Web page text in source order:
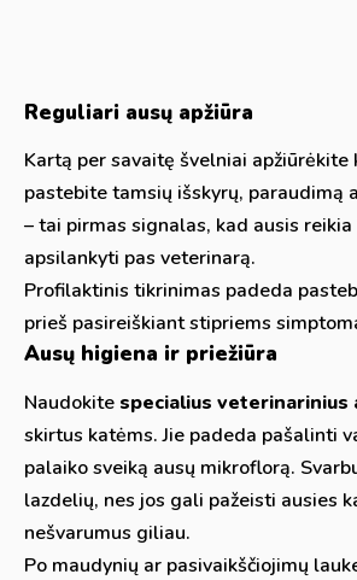
Reguliari ausų apžiūra
Kartą per savaitę švelniai apžiūrėkite
pastebite tamsių išskyrų, paraudimą
– tai pirmas signalas, kad ausis
apsilankyti pas veterinarą.
Profilaktinis tikrinimas padeda
prieš pasireiškiant stipriems
Ausų higiena ir priežiūra
Naudokite specialius veterinarinius
skirtus katėms. Jie padeda pašalinti
palaiko sveiką ausų mikroflorą.
lazdelių, nes jos gali pažeisti ausies
nešvarumus giliau.
Po maudynių ar pasivaikščiojimų